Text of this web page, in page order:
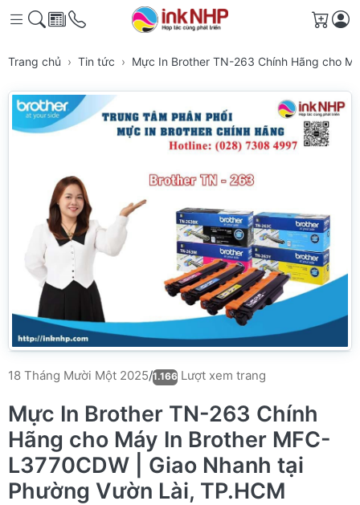
Giỏ
Trang chủ Tin tức Mực In Brother TN-263 Chính Hãng cho
18 Tháng Mười Một 2025/1.166 Lượt xem trang
Mực In Brother TN-263 Chính
Hãng cho Máy In Brother MFC-
L3770CDW | Giao Nhanh tại
Phường Vườn Lài, TP.HCM